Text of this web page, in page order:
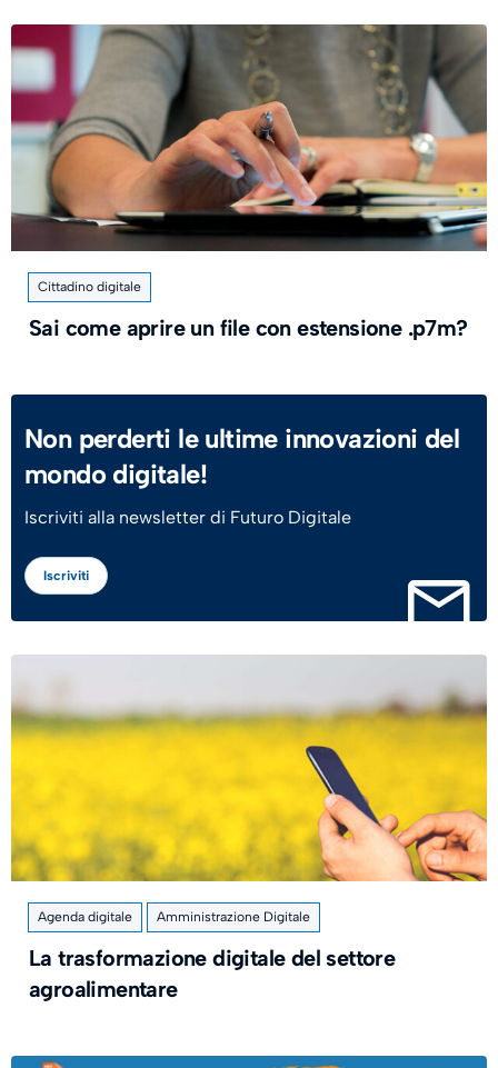
Cittadino digitale
Sai come aprire un file con estensione .p7m?
Non perderti le ultime innovazioni del
mondo digitale!
Iscriviti alla newsletter di Futuro Digitale
Iscriviti
Agenda digitale Amministrazione Digitale
La trasformazione digitale del settore
agroalimentare